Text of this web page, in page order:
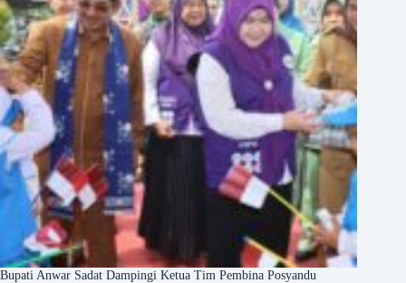
Bupati Anwar Sadat Dampingi Ketua Tim Pembina Posyandu